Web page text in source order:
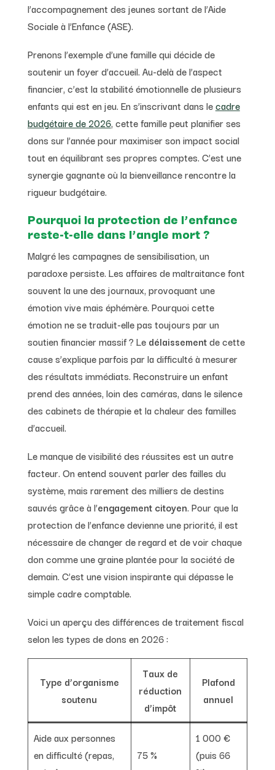
l’accompagnement des jeunes sortant de l’Aide
Sociale à l’Enfance (ASE).
Prenons l’exemple d’une famille qui décide de
soutenir un foyer d’accueil. Au-delà de l’aspect
financier, c’est la stabilité émotionnelle de plusieurs
enfants qui est en jeu. En s’inscrivant dans lecadre
budgétaire de 2026, cette famille peut planifier ses
dons sur l’année pour maximiser son impact social
tout en équilibrant ses propres comptes. C’est une
synergie gagnante où la bienveillance rencontre la
rigueur budgétaire.
Pourquoi la protection de l’enfance
reste-t-elle dans l’angle mort ?
Malgré les campagnes de sensibilisation, un
paradoxe persiste. Les affaires de maltraitance font
souvent la une des journaux, provoquant une
émotion vive mais éphémère. Pourquoi cette
émotion ne se traduit-elle pas toujours par un
soutien financier massif ? Le délaissementde cette
cause s’explique parfois par la difficulté à mesurer
des résultats immédiats. Reconstruire un enfant
prend des années, loin des caméras, dans le silence
des cabinets de thérapie et la chaleur des familles
d’accueil.
Le manque de visibilité des réussites est un autre
facteur. On entend souvent parler des failles du
système, mais rarement des milliers de destins
sauvés grâce à l’engagement citoyen. Pour que la
protection de l’enfance devienne une priorité, il est
nécessaire de changer de regard et de voir chaque
don comme une graine plantée pour la société de
demain. C’est une vision inspirante qui dépasse le
simple cadre comptable.
Voici un aperçu des différences de traitement fiscal
selon les types de dons en 2026 :
Type d’organisme
soutenu
Taux de
réduction
d’impôt
Plafond
annuel
Aide aux personnes
en difficulté (repas,
75 %
1 000 €
(puis 66